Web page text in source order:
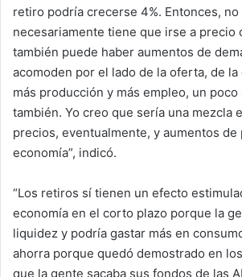
retiro podría crecerse 4%. Entonces, no
necesariamente tiene que irse a precio
también puede haber aumentos de
acomoden por el lado de la oferta, de la
más producción y más empleo, un
también. Yo creo que sería una mezcla
precios, eventualmente, y aumentos
economía”, indicó.
“Los retiros sí tienen un efecto
economía en el corto plazo porque la
liquidez y podría gastar más en
ahorra porque quedó demostrado en
que la gente sacaba sus fondos de las